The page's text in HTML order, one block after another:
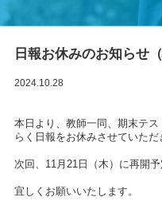
日報お休みのお知らせ（
2024.10.28
本日より、教師一同、期末テ
らく日報をお休みさせていただ
次回、11月21日（木）に再開予
宜しくお願いいたします。